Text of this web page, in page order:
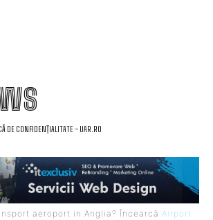
DE CONFIDENȚIALITATE – UAR.RO
aeroport in Anglia? Încearcă Airport